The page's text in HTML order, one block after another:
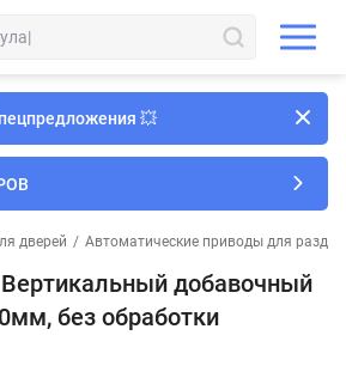
💥
дверей / Автоматические приводы для
Вертикальный добавочный
без обработки